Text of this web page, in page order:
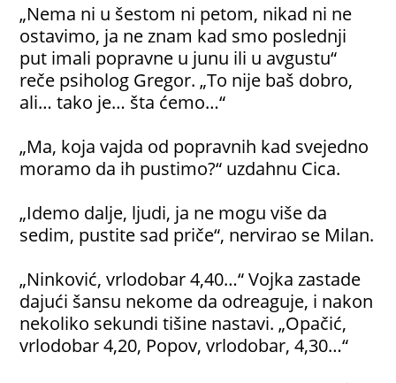
„Nema ni u šestom ni petom, nikad ni ne
ostavimo, ja ne znam kad smo poslednji
put imali popravne u junu ili u avgustu“
reče psiholog Gregor. „To nije baš dobro,
ali… tako je… šta ćemo…“
„Ma, koja vajda od popravnih kad svejedno
moramo da ih pustimo?“ uzdahnu Cica.
„Idemo dalje, ljudi, ja ne mogu više da
sedim, pustite sad priče“, nervirao se Milan.
„Ninković, vrlodobar 4,40…“ Vojka zastade
dajući šansu nekome da odreaguje, i nakon
nekoliko sekundi tišine nastavi. „Opačić,
vrlodobar 4,20, Popov, vrlodobar, 4,30…“